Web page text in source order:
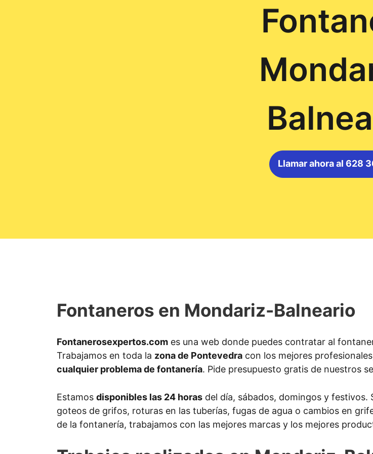
Llamar ahora al 628
Fontaneros en Mondariz-Balneario
Fontanerosexpertos.com es una web donde puedes contratar al
Trabajamos en toda la zona de Pontevedra con los mejores
cualquier problema de fontanería. Pide presupuesto gratis de nuestros
Estamos disponibles las 24 horas del día, sábados, domingos y festivos.
goteos de grifos, roturas en las tuberías, fugas de agua o cambios en
de la fontanería, trabajamos con las mejores marcas y los mejores